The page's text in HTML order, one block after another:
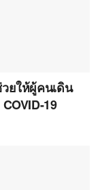
ยให้ผู้คนเดิน
19